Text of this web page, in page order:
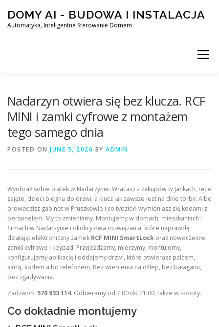
content
DOMY AI - BUDOWA I INSTALACJA
Automatyka, Inteligentne Sterowanie Domem
Menu
SMART DOM AI – AUTOMATYKA, INTELIGENTNE
Nadarzyn otwiera się bez klucza. RCF
MINI i zamki cyfrowe z montażem
tego samego dnia
POSTED ON JUNE 5, 2026 BY ADMIN
Wyobraź sobie piątek w Nadarzynie. Wracasz z zakupów w Jankach, ręce
zajęte, dzieci biegną do drzwi, a klucz jak zawsze jest na dnie torby. Albo
prowadzisz gabinet w Pruszkowie i co tydzień wymieniasz się kodami z
personelem. My to zmieniamy. Montujemy w domach, mieszkaniach i
firmach w Nadarzynie i okolicy dwa rozwiązania, które naprawdę
działają: elektroniczny zamek RCF MINI SmartLock oraz nowoczesne
zamki cyfrowe i keypad. Przyjeżdżamy, mierzymy, montujemy,
konfigurujemy aplikację i oddajemy drzwi, które otwierasz palcem,
kartą, kodem albo telefonem. Bez wiercenia na oślep, bez bałaganu,
bez zgadywania.
Zadzwoń: 570 933 114. Odbieramy od 7:00 do 21:00, także w soboty.
Co dokładnie montujemy